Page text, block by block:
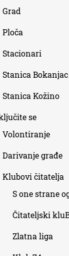
Grad
Ploča
Stacionari
Stanica Bokanjac
Stanica Kožino
se
Volontiranje
Darivanje građe
Klubovi čitatelja
S one strane
Čitateljski
Zlatna liga